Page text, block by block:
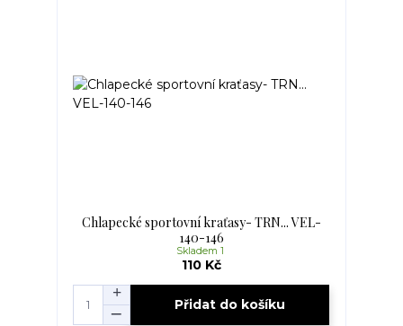
Chlapecké sportovní kraťasy- TRN... VEL-
140-146
110 Kč
Skladem 1
Přidat do košíku